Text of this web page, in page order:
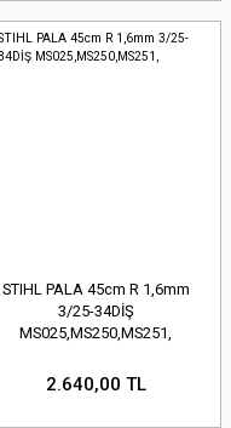
STIHL PALA 45cm R 1,6mm
3/25-34DİŞ
MS025,MS250,MS251,
2.640,00 TL